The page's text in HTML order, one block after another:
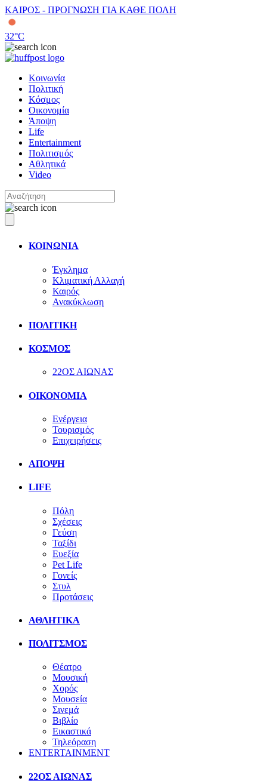
ΚΑΙΡΟΣ - ΠΡΟΓΝΩΣΗ ΓΙΑ ΚΑΘΕ ΠΟΛΗ
32°C
Κοινωνία
Πολιτική
Κόσμος
Οικονομία
Άποψη
Life
Entertainment
Πολιτισμός
Αθλητικά
Video
ΚΟΙΝΩΝΙΑ
Έγκλημα
Κλιματική Αλλαγή
Καιρός
Ανακύκλωση
ΠΟΛΙΤΙΚΗ
ΚΟΣΜΟΣ
22ΟΣ ΑΙΩΝΑΣ
ΟΙΚΟΝΟΜΙΑ
Ενέργεια
Τουρισμός
Επιχειρήσεις
ΑΠΟΨΗ
LIFE
Πόλη
Σχέσεις
Γεύση
Ταξίδι
Ευεξία
Pet Life
Γονείς
Στυλ
Προτάσεις
ΑΘΛΗΤΙΚΑ
ΠΟΛΙΤΣΜΟΣ
Θέατρο
Μουσική
Χορός
Μουσεία
Σινεμά
Βιβλίο
Εικαστικά
Τηλεόραση
ENTERTAINMENT
22ΟΣ ΑΙΩΝΑΣ